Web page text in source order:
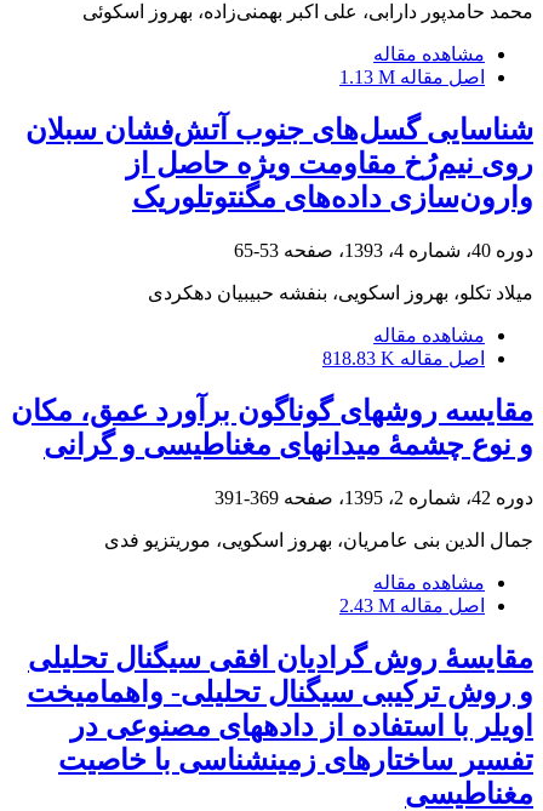
محمد حامدپور دارابی، علی اکبر بهمنی‌زاده، بهروز اسکوئی
مشاهده مقاله
اصل مقاله 1.13 M
شناسایی گسل‌های جنوب آتش‌فشان سبلان
روی نیم‌رُخ مقاومت ویژه حاصل از
وارون‌سازی داده‌‌‌‌های مگنتوتلوریک
دوره 40، شماره 4، 1393، صفحه 53-65
میلاد تکلو، بهروز اسکویی، بنفشه حبیبیان دهکردی
مشاهده مقاله
اصل مقاله 818.83 K
مقایسه روش‏های گوناگون برآورد عمق، مکان
و نوع چشمۀ میدان‏های مغناطیسی و گرانی
دوره 42، شماره 2، 1395، صفحه 369-391
جمال الدین بنی عامریان، بهروز اسکویی، موریتزیو فدی
مشاهده مقاله
اصل مقاله 2.43 M
مقایسۀ روش گرادیان افقی سیگنال تحلیلی
و روش ترکیبی سیگنال تحلیلی- واهمامیخت
اویلر با استفاده از داده‎های مصنوعی در
تفسیر ساختارهای زمین‎شناسی با خاصیت
مغناطیسی